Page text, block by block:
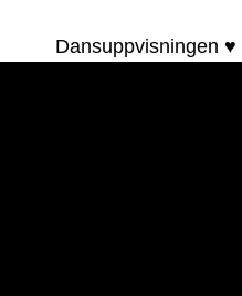
Dansuppvisningen ♥